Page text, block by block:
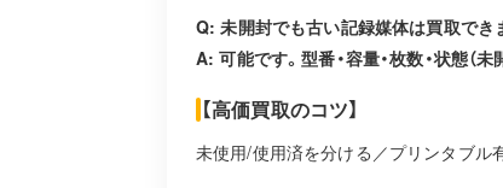
Q: 未開封でも古い記録媒体は買取でき
A: 可能です。型番・容量・枚数・状態（
【高価買取のコツ】
未使用/使用済を分ける／プリンタブル